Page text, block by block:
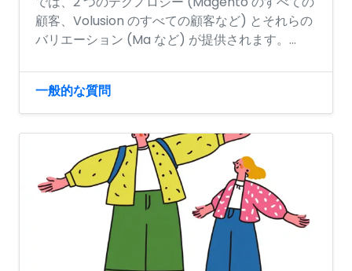
顧客、Volusion のすべての顧客など) とそれらの
バリエーション (Ma など) が提供されます。...
一般的な質問